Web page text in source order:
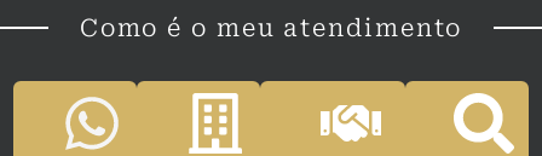
Como é o meu atendimento